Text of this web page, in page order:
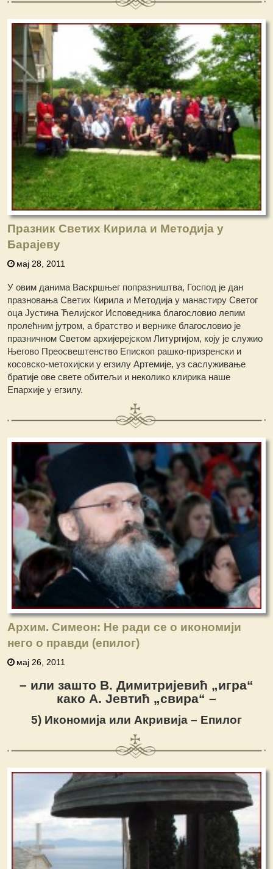
Празник Светих Кирила и Методија у
Барајеву
мај 28, 2011
У овим данима Васкршњег попразништва, Господ је дан
празновања Светих Кирила и Методија у манастиру Светог
оца Јустина Ћелијског Исповедника благословио лепим
пролећним јутром, а братство и вернике благословио је
празничном Светом архијерејском Литургијом, коју je служио
Његово Преосвештенство Епископ рашко-призренски и
косовско-метохијски у егзилу Артемије, уз саслуживање
братије ове свете обитељи и неколико клирика наше
Епархије у егзилу.
Архим. Симеон: Не ради се о икономији
него о правди (епилог)
мај 26, 2011
– или зашто В. Димитријевић „игра“
како А. Јевтић „свира“ –
5) Икономија или Акривија – Епилог